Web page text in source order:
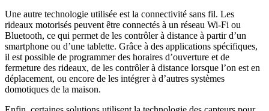
Une autre technologie utilisée est la connectivité sans fil. Les
rideaux motorisés peuvent être connectés à un réseau Wi-Fi ou
Bluetooth, ce qui permet de les contrôler à distance à partir d’un
smartphone ou d’une tablette. Grâce à des applications spécifiques,
il est possible de programmer des horaires d’ouverture et de
fermeture des rideaux, de les contrôler à distance lorsque l’on est en
déplacement, ou encore de les intégrer à d’autres systèmes
domotiques de la maison.